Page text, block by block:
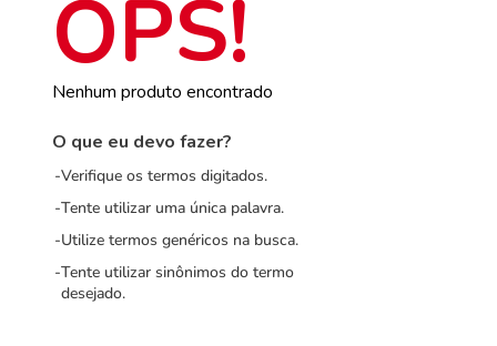
Nenhum produto encontrado
O que eu devo fazer?
Verifique os termos digitados.
Tente utilizar uma única palavra.
Utilize termos genéricos na busca.
Tente utilizar sinônimos do termo
desejado.